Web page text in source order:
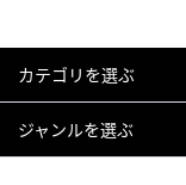
カテゴリを選ぶ
ジャンルを選ぶ